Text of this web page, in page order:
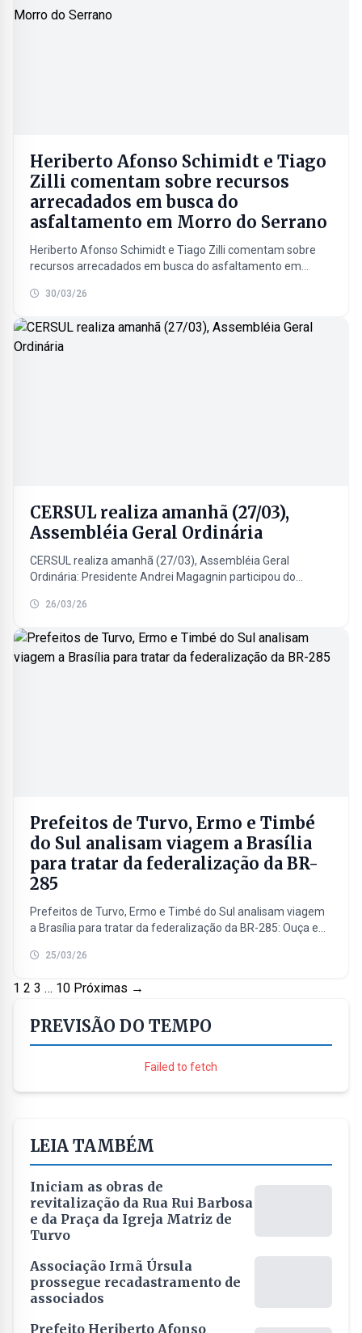
Heriberto Afonso Schimidt e Tiago
Zilli comentam sobre recursos
arrecadados em busca do
asfaltamento em Morro do Serrano
Heriberto Afonso Schimidt e Tiago Zilli comentam sobre
recursos arrecadados em busca do asfaltamento em
exclusividade, nesta...
30/03/26
CERSUL realiza amanhã (27/03),
Assembléia Geral Ordinária
CERSUL realiza amanhã (27/03), Assembléia Geral
Ordinária: Presidente Andrei Magagnin participou do
trouxe todos os detalhes do...
26/03/26
Prefeitos de Turvo, Ermo e Timbé
do Sul analisam viagem a Brasília
para tratar da federalização da BR-
285
Prefeitos de Turvo, Ermo e Timbé do Sul analisam viagem
a Brasília para tratar da federalização da BR-285: Ouça e
25/03/26
Paginação
posts
1 2 3 … 10 Próximas →
PREVISÃO DO TEMPO
Failed to fetch
LEIA TAMBÉM
Iniciam as obras de
revitalização da Rua Rui Barbosa
e da Praça da Igreja Matriz de
Turvo
Associação Irmã Úrsula
prossegue recadastramento de
associados
Prefeito Heriberto Afonso